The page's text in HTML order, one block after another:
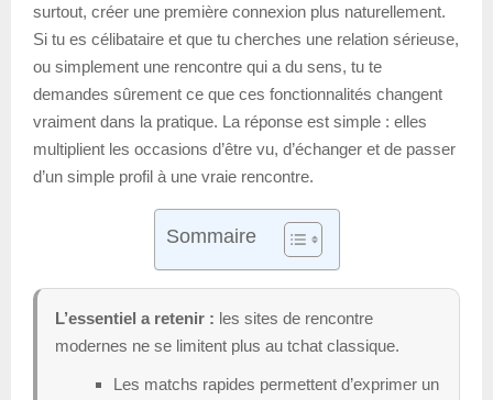
surtout, créer une première connexion plus naturellement.
Si tu es célibataire et que tu cherches une relation sérieuse,
ou simplement une rencontre qui a du sens, tu te
demandes sûrement ce que ces fonctionnalités changent
vraiment dans la pratique. La réponse est simple : elles
multiplient les occasions d’être vu, d’échanger et de passer
d’un simple profil à une vraie rencontre.
Sommaire
L’essentiel a retenir : les sites de rencontre
modernes ne se limitent plus au tchat classique.
Les matchs rapides permettent d’exprimer un